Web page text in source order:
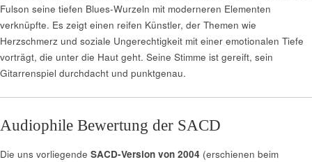
Fulson seine tiefen Blues-Wurzeln mit moderneren Elementen
verknüpfte. Es zeigt einen reifen Künstler, der Themen wie
Herzschmerz und soziale Ungerechtigkeit mit einer emotionalen Tiefe
vorträgt, die unter die Haut geht. Seine Stimme ist gereift, sein
Gitarrenspiel durchdacht und punktgenau.
Audiophile Bewertung der SACD
Die uns vorliegende SACD-Version von 2004 (erschienen beim